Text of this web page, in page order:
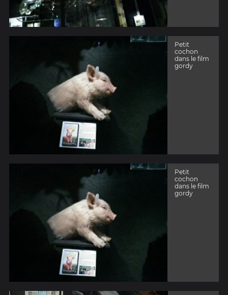
Petit
cochon
dans le film
gordy
Petit
cochon
dans le film
gordy